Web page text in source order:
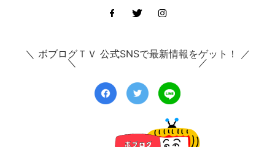
＼ ボブログＴＶ 公式SNSで最新情報をゲット！ ／